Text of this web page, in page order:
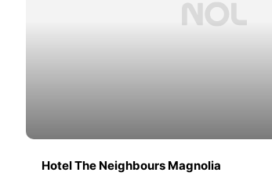
Hotel The Neighbours Magnolia